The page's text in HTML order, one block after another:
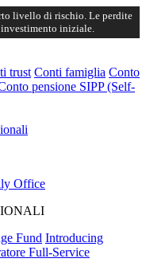
livello di rischio. Le perdite
iniziale.
trust Conti famiglia Conto
pensione SIPP (Self-
Office
Fund Introducing
Full-Service